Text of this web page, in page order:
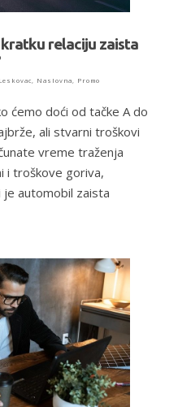
kratku relaciju zaista
Leskovac Naslovna Promo
ćemo doći od tačke A do
ali stvarni troškovi
vreme traženja
i troškove goriva,
automobil zaista